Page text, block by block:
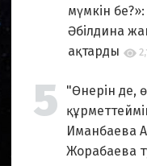
мүмкін
Әбілдина
ақтарды
"Өнерін де,
Иманбаева
Жорабаева